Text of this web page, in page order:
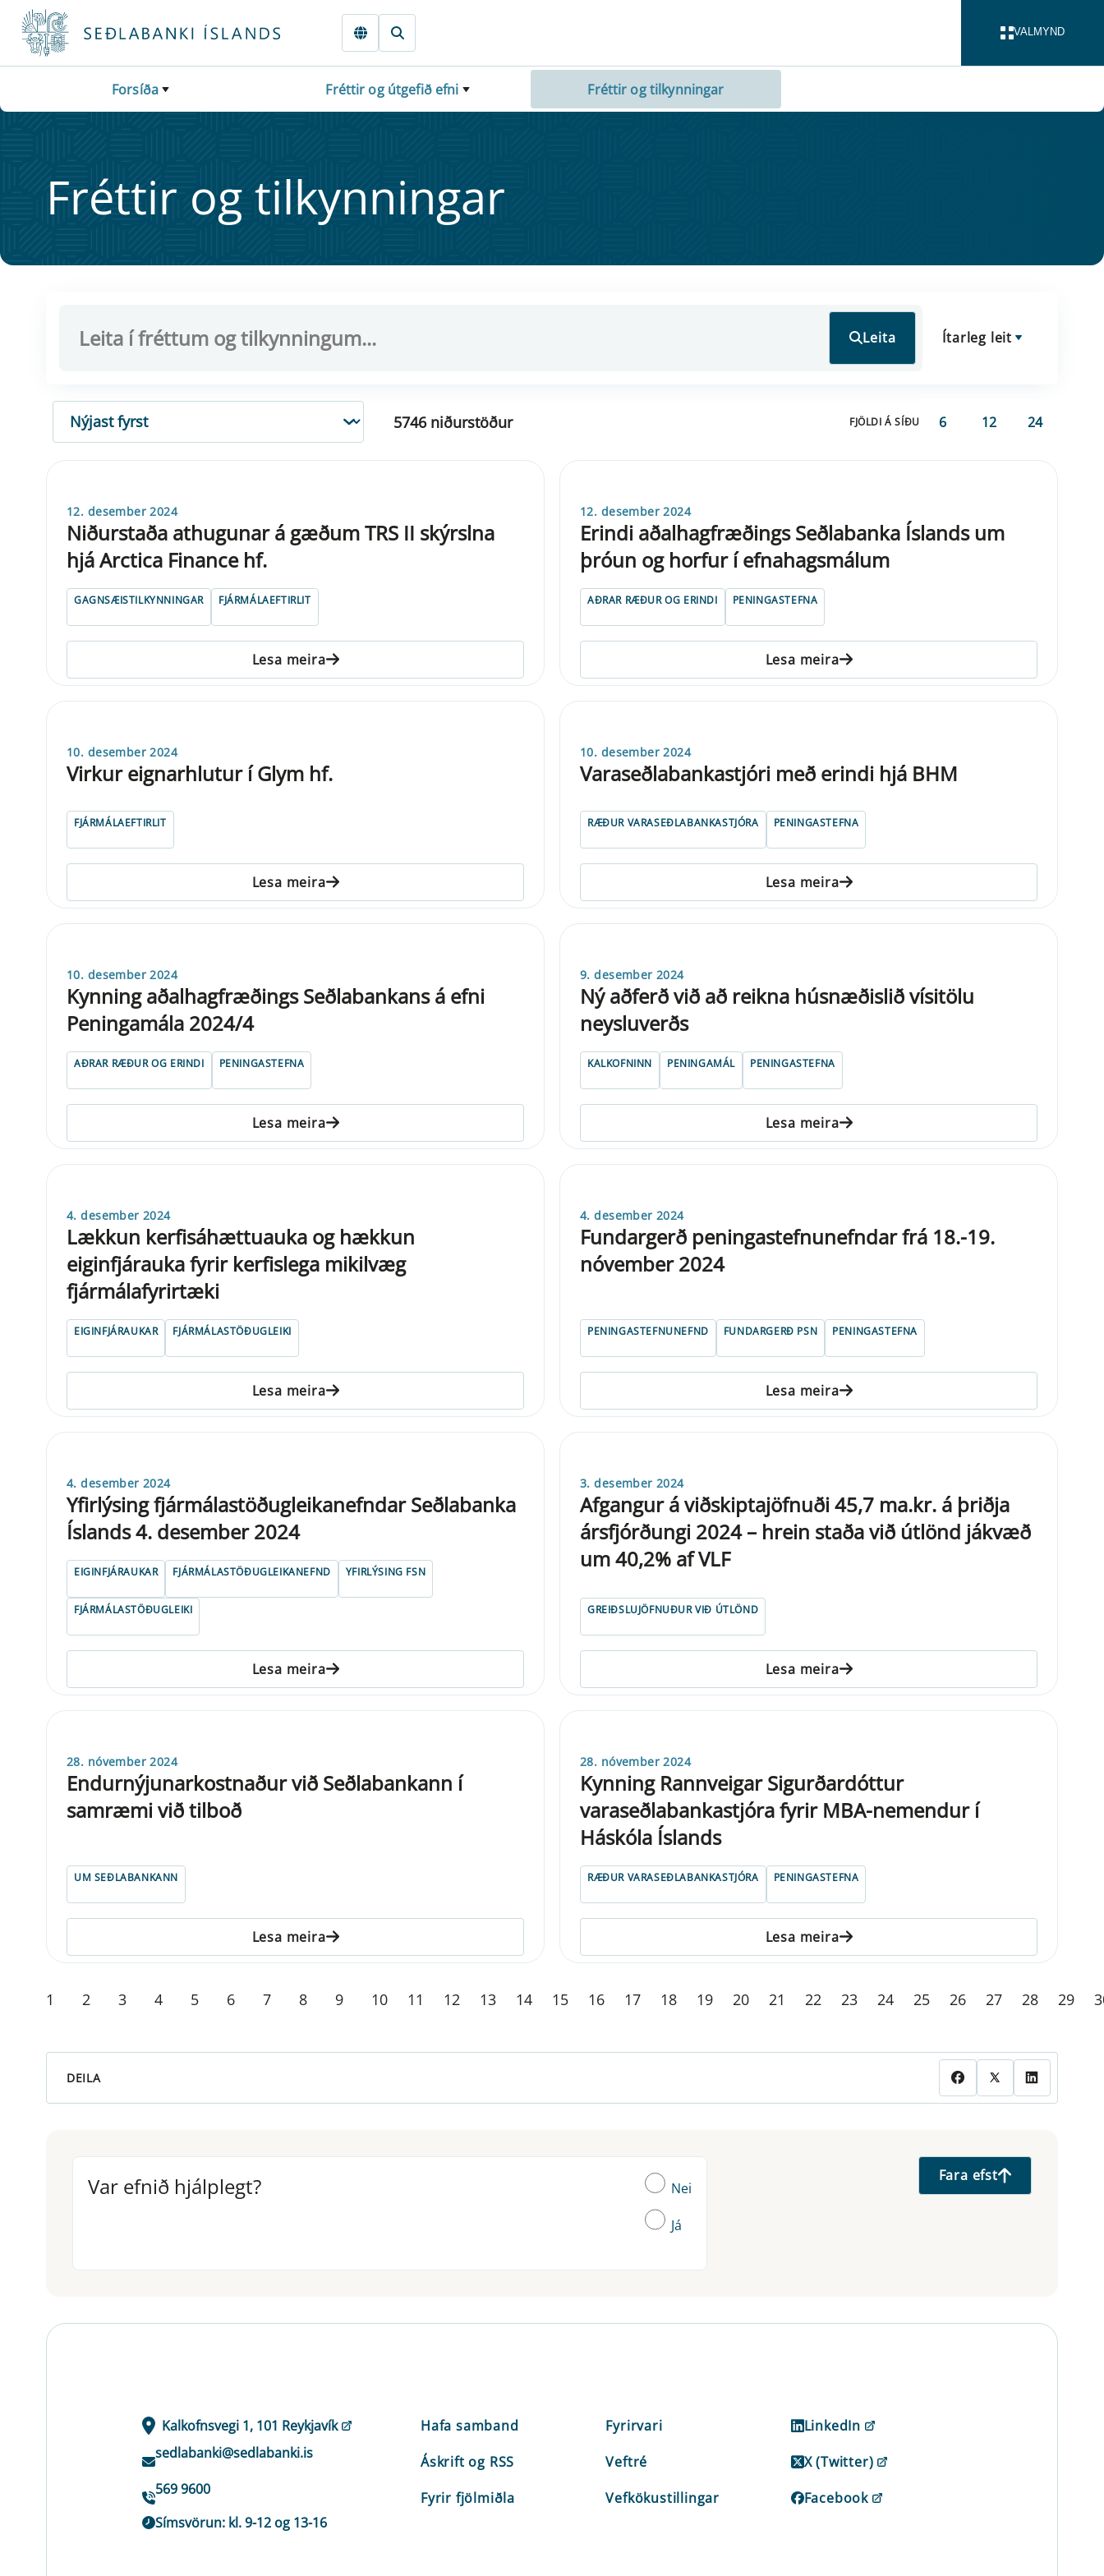
Fara beint í Meginmál
VALMYND
Forsíða Fréttir og útgefið efni Fréttir og tilkynningar
Frétt­ir og til­kynn­ing­ar
Leita Ítarleg leit
RÖÐUN
5746 niðurstöður FJÖLDI Á SÍÐU 6 12 24
12. desember 2024
Niðurstaða athugunar á gæðum TRS II skýrslna
hjá Arctica Finance hf.
GAGNSÆISTILKYNNINGAR FJÁRMÁLAEFTIRLIT
Lesa meira
12. desember 2024
Erindi aðalhagfræðings Seðlabanka Íslands um
þróun og horfur í efnahagsmálum
AÐRAR RÆÐUR OG ERINDI PENINGASTEFNA
Lesa meira
10. desember 2024
Virkur eignarhlutur í Glym hf.
FJÁRMÁLAEFTIRLIT
Lesa meira
10. desember 2024
Varaseðlabankastjóri með erindi hjá BHM
RÆÐUR VARASEÐLABANKASTJÓRA PENINGASTEFNA
Lesa meira
10. desember 2024
Kynning aðalhagfræðings Seðlabankans á efni
Peningamála 2024/4
AÐRAR RÆÐUR OG ERINDI PENINGASTEFNA
Lesa meira
9. desember 2024
Ný aðferð við að reikna húsnæðislið vísitölu
neysluverðs
KALKOFNINN PENINGAMÁL PENINGASTEFNA
Lesa meira
4. desember 2024
Lækkun kerfisáhættuauka og hækkun
eiginfjárauka fyrir kerfislega mikilvæg
fjármálafyrirtæki
EIGINFJÁRAUKAR FJÁRMÁLASTÖÐUGLEIKI
Lesa meira
4. desember 2024
Fundargerð peningastefnunefndar frá 18.-19.
nóvember 2024
PENINGASTEFNUNEFND FUNDARGERÐ PSN PENINGASTEFNA
Lesa meira
4. desember 2024
Yfirlýsing fjármálastöðugleikanefndar Seðlabanka
Íslands 4. desember 2024
EIGINFJÁRAUKAR FJÁRMÁLASTÖÐUGLEIKANEFND YFIRLÝSING FSN
FJÁRMÁLASTÖÐUGLEIKI
Lesa meira
3. desember 2024
Afgangur á viðskiptajöfnuði 45,7 ma.kr. á þriðja
ársfjórðungi 2024 – hrein staða við útlönd jákvæð
um 40,2% af VLF
GREIÐSLUJÖFNUÐUR VIÐ ÚTLÖND
Lesa meira
28. nóvember 2024
Endurnýjunarkostnaður við Seðlabankann í
samræmi við tilboð
UM SEÐLABANKANN
Lesa meira
28. nóvember 2024
Kynning Rannveigar Sigurðardóttur
varaseðlabankastjóra fyrir MBA-nemendur í
Háskóla Íslands
RÆÐUR VARASEÐLABANKASTJÓRA PENINGASTEFNA
Lesa meira
1 2 3 4 5 6 7 8 9 10 11 12 13 14 15 16 17 18 19 20 21 22 23 24 25 26 27 28 29
DEILA
Var efnið hjálplegt?
Var efnið hjálplegt? Nei
Já
Fara efst
Kalkofnsvegi 1, 101 Reykjavík
sedlabanki@sedlabanki.is
569 9600
Símsvörun: kl. 9-12 og 13-16
Hafa samband
Áskrift og RSS
Fyrir fjölmiðla
Fyrirvari
Veftré
Vefkökustillingar
LinkedIn
X (Twitter)
Facebook